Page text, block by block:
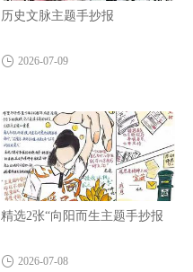
历史文脉主题手抄报
2026-07-09
精选2张“向阳而生主题手抄报
2026-07-08